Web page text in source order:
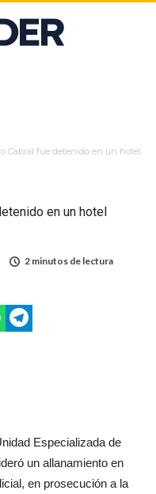
Cabral fue detenido en un hotel
en un hotel
2 minutos de lectura
Especializada de
un allanamiento en
en prosecución a la